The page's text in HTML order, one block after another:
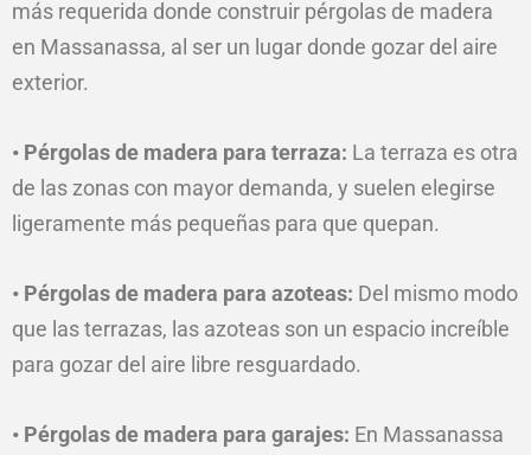
más requerida donde construir pérgolas de madera
en Massanassa, al ser un lugar donde gozar del aire
exterior.
• Pérgolas de madera para terraza: La terraza es otra
de las zonas con mayor demanda, y suelen elegirse
ligeramente más pequeñas para que quepan.
• Pérgolas de madera para azoteas: Del mismo modo
que las terrazas, las azoteas son un espacio increíble
para gozar del aire libre resguardado.
• Pérgolas de madera para garajes: En Massanassa